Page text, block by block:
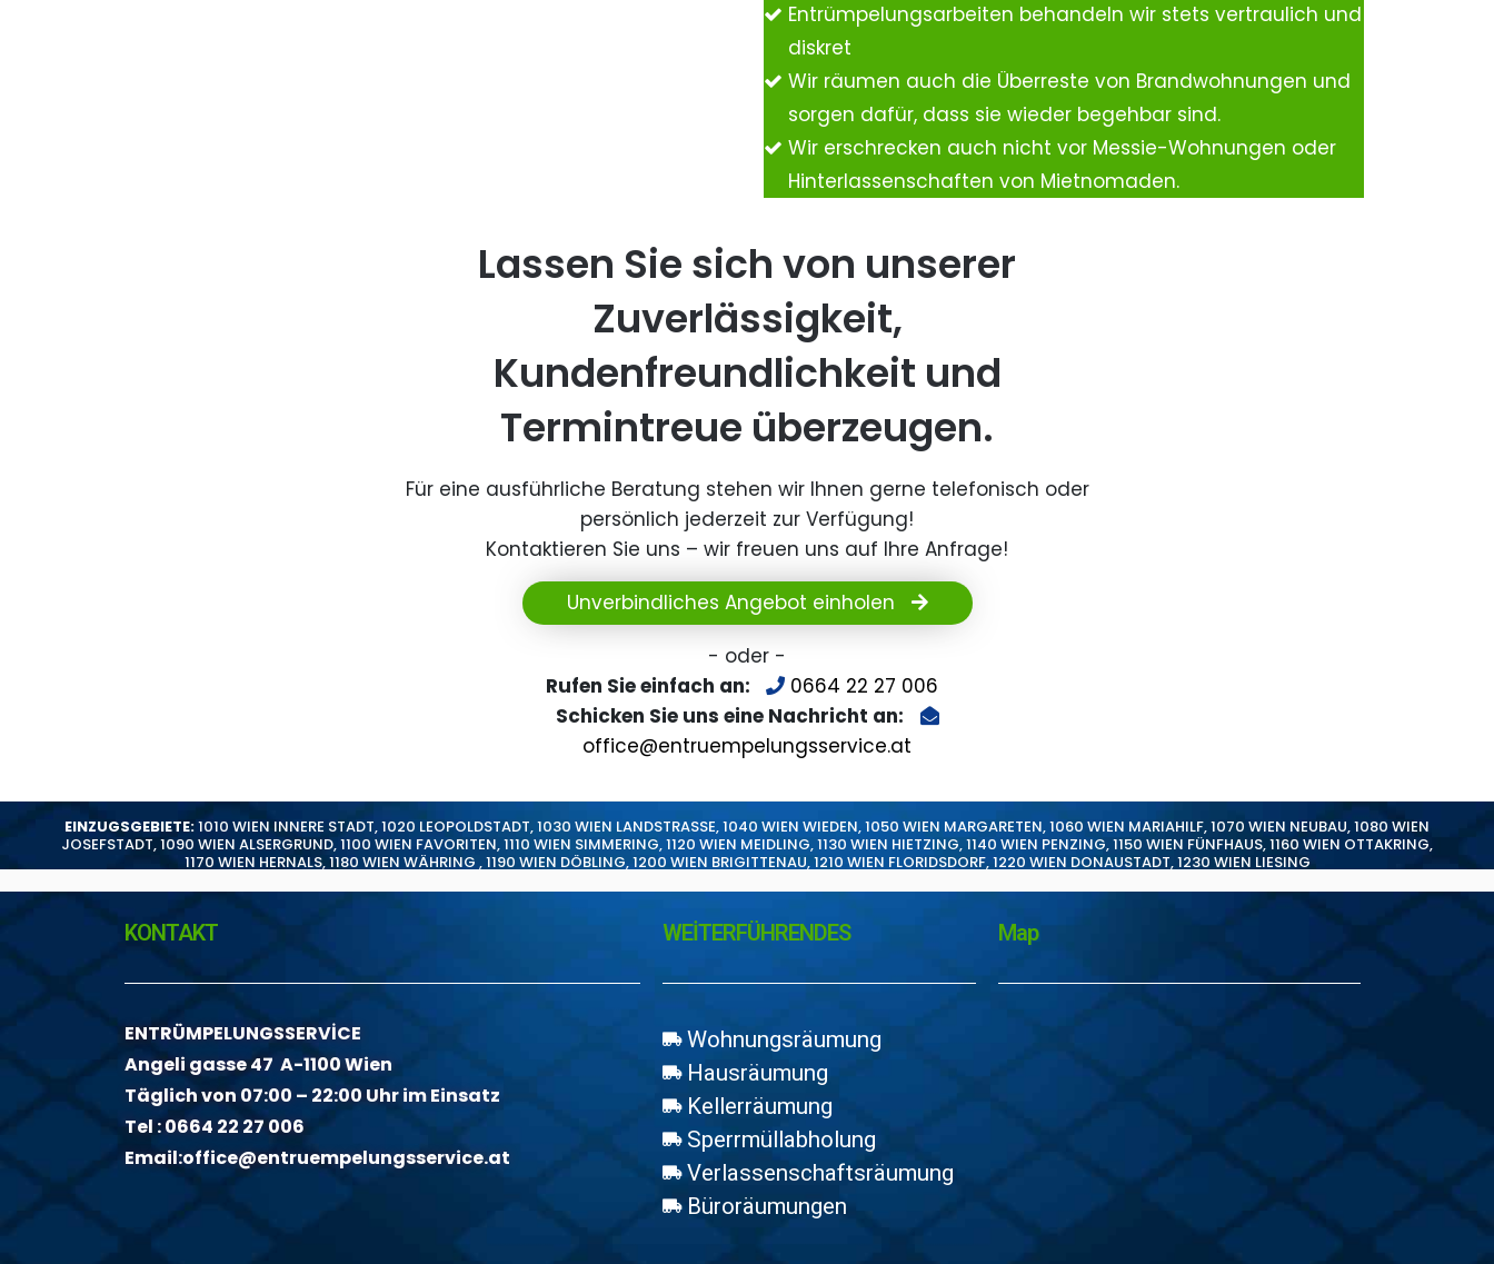
Entrümpelungsarbeiten behandeln wir stets vertraulich und
diskret
Wir räumen auch die Überreste von Brandwohnungen und
sorgen dafür, dass sie wieder begehbar sind.
Wir erschrecken auch nicht vor Messie-Wohnungen oder
Hinterlassenschaften von Mietnomaden.
Lassen Sie sich von unserer
Zuverlässigkeit,
Kundenfreundlichkeit und
Termintreue überzeugen.
Für eine ausführliche Beratung stehen wir Ihnen gerne telefonisch oder
persönlich jederzeit zur Verfügung!
Kontaktieren Sie uns – wir freuen uns auf Ihre Anfrage!
Unverbindliches Angebot einholen
- oder -
Rufen Sie einfach an:
0664 22 27 006
Schicken Sie uns eine Nachricht an:
office@entruempelungsservice.at
EINZUGSGEBIETE:1010 WIEN INNERE STADT,1020 LEOPOLDSTADT,1030 WIEN LANDSTRASSE,1040 WIEN WIEDEN,1050 WIEN MARGARETEN,1060 WIEN MARIAHILF,1070 WIEN NEUBAU,1080 WIEN
JOSEFSTADT,1090 WIEN ALSERGRUND,1100 WIEN FAVORITEN,1110 WIEN SIMMERING,1120 WIEN MEIDLING,1130 WIEN HIETZING,1140 WIEN PENZING,1150 WIEN FÜNFHAUS,1160 WIEN OTTAKRING,
1170 WIEN HERNALS,1180 WIEN WÄHRING ,1190 WIEN DÖBLING,1200 WIEN BRIGITTENAU,1210 WIEN FLORIDSDORF,1220 WIEN DONAUSTADT,1230 WIEN LIESING
KONTAKT
ENTRÜMPELUNGSSERVİCE
Angeli gasse 47 A-1100 Wien
Täglich von 07:00 – 22:00 Uhr im Einsatz
Tel :0664 22 27 006
Email:office@entruempelungsservice.at
WEİTERFÜHRENDES
Wohnungsräumung
Hausräumung
Kellerräumung
Sperrmüllabholung
Verlassenschaftsräumung
Büroräumungen
Map